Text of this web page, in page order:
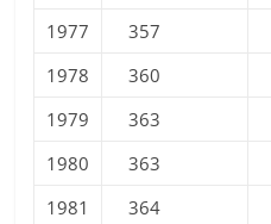
1977
357
1978
360
1979
363
1980
363
1981
364